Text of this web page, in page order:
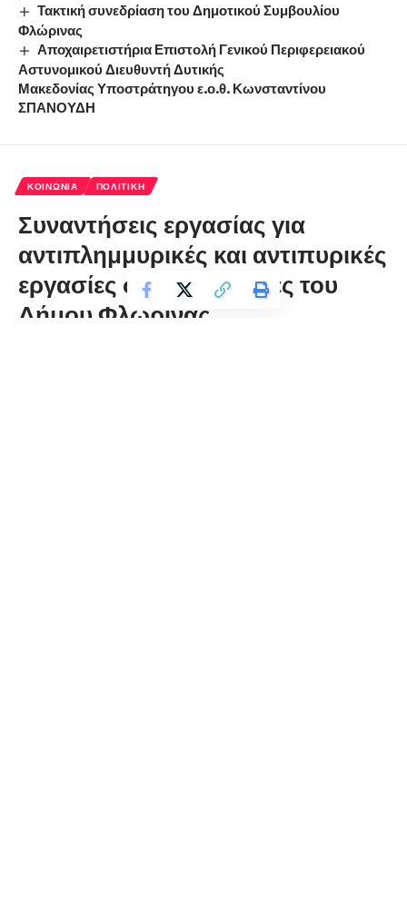
Τακτική συνεδρίαση του Δημοτικού Συμβουλίου
Φλώρινας
Αποχαιρετιστήρια Επιστολή Γενικού Περιφερειακού
Αστυνομικού Διευθυντή Δυτικής
Μακεδονίας Υποστράτηγου ε.ο.θ. Κωνσταντίνου
ΣΠΑΝΟΥΔΗ
ΚΟΙΝΩΝΊΑ ΠΟΛΙΤΙΚΉ
Συναντήσεις εργασίας για
αντιπλημμυρικές και αντιπυρικές
εργασίες στις κοινότητες του
Δήμου Φλώρινας